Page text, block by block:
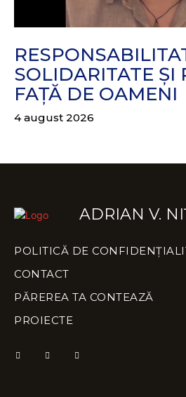
SOLIDARITATE ȘI
FAȚĂ DE OAMENI
4 august 2026
ADRIAN V.
POLITICĂ DE
CONTACT
PĂREREA TA CONTEAZĂ
PROIECTE